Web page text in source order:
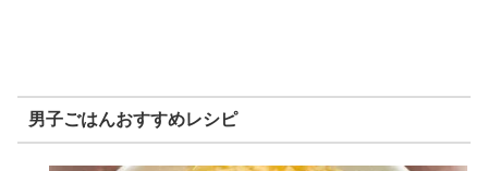
男子ごはんおすすめレシピ